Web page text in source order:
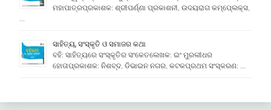
ମହାପାତ୍ରପ୍ରକାଶକ: ଶ୍ରୀପର୍ଣ୍ଣା ପ୍ରକାଶନୀ, ଉଦୟରାଗ କମ୍ପେ୍ଲକ୍ସ,
ସାହିତ୍ୟ, ସଂସ୍କୃତି ଓ ସମାଜର କଥା
ବହି: ସାହିତ୍ୟରେ ସଂସ୍କୃତିର ସଂକେତଲେଖକ: ଇଂ ମୁରଲୀଧର
ହୋତାପ୍ରକାଶକ: ନିଶବ୍ଦ, ଡିଭାଇନ ନଗର, କଟକପ୍ରଥମ ସଂସ୍କରଣ: …